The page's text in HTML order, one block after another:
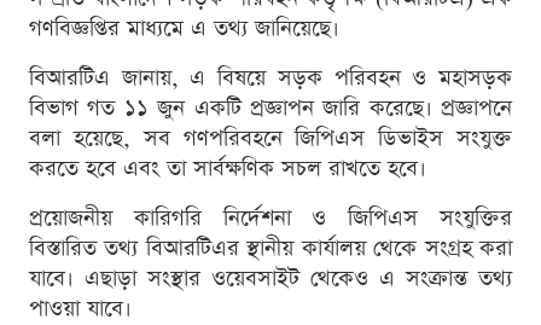
গণবিজ্ঞপ্তির মাধ্যমে এ তথ্য জানিয়েছে।
বিআরটিএ জানায়, এ বিষয়ে সড়ক পরিবহন ও মহাসড়ক
বিভাগ গত ১১ জুন একটি প্রজ্ঞাপন জারি করেছে। প্রজ্ঞাপনে
বলা হয়েছে, সব গণপরিবহনে জিপিএস ডিভাইস সংযুক্ত
করতে হবে এবং তা সার্বক্ষণিক সচল রাখতে হবে।
প্রয়োজনীয় কারিগরি নির্দেশনা ও জিপিএস সংযুক্তির
বিস্তারিত তথ্য বিআরটিএর স্থানীয় কার্যালয় থেকে সংগ্রহ করা
যাবে। এছাড়া সংস্থার ওয়েবসাইট থেকেও এ সংক্রান্ত তথ্য
পাওয়া যাবে।